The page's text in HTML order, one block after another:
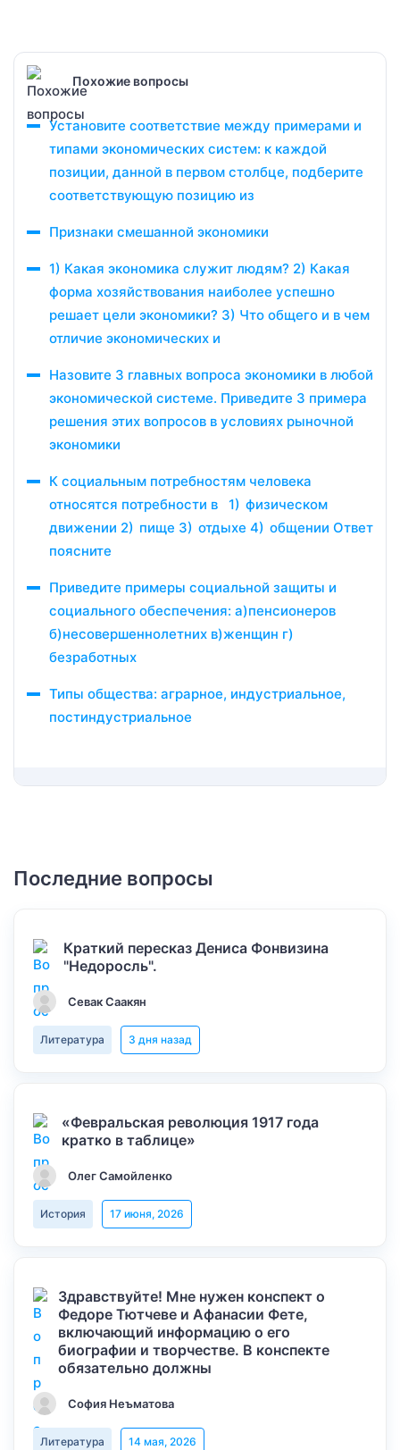
Похожие вопросы
Установите соответствие между примерами и
типами экономических систем: к каждой
позиции, данной в первом столбце, подберите
соответствующую позицию из
Признаки смешанной экономики
1) Какая экономика служит людям? 2) Какая
форма хозяйствования наиболее успешно
решает цели экономики? 3) Что общего и в чем
отличие экономических и
Назовите 3 главных вопроса экономики в любой
экономической системе. Приведите 3 примера
решения этих вопросов в условиях рыночной
экономики
К социальным потребностям человека
относятся потребности в 1) физическом
движении 2) пище 3) отдыхе 4) общении Ответ
поясните
Приведите примеры социальной защиты и
социального обеспечения: а)пенсионеров
б)несовершеннолетних в)женщин г)
безработных​
Типы общества: аграрное, индустриальное,
постиндустриальное
Последние вопросы
Краткий пересказ Дениса Фонвизина
"Недоросль".
Севак Саакян
Литература 3 дня назад
«Февральская революция 1917 года
кратко в таблице»
Олег Самойленко
История 17 июня, 2026
Здравствуйте! Мне нужен конспект о
Федоре Тютчеве и Афанасии Фете,
включающий информацию о его
биографии и творчестве. В конспекте
обязательно должны
София Неъматова
Литература 14 мая, 2026